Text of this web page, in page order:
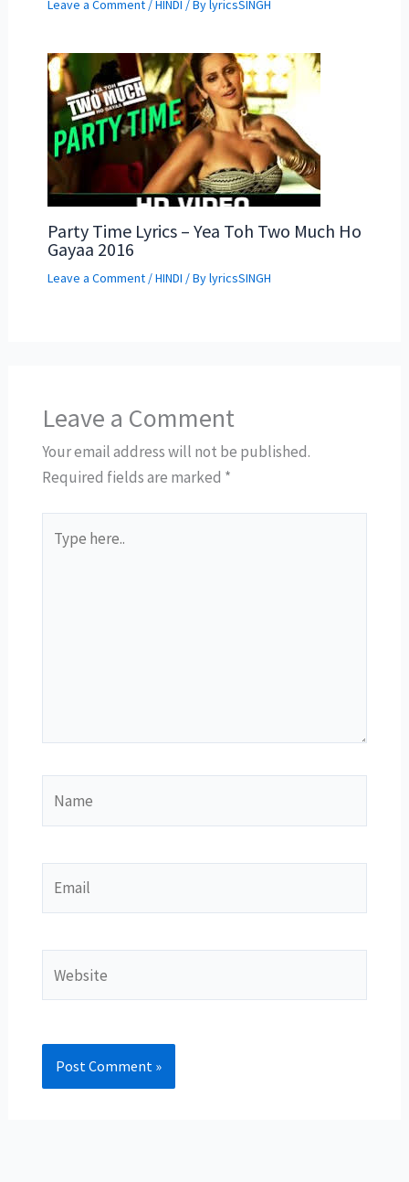
Leave a Comment /HINDI / BylyricsSINGH
Party Time Lyrics – Yea Toh Two Much Ho
Gayaa 2016
Leave a Comment /HINDI / BylyricsSINGH
Leave a Comment
Your email address will not be published.
Required fields are marked *
here..